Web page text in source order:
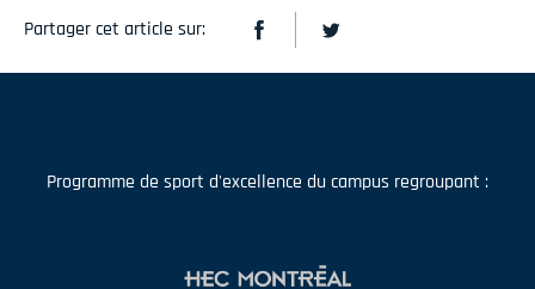
Partager cet article sur:
Programme de sport d'excellence du campus regroupant :